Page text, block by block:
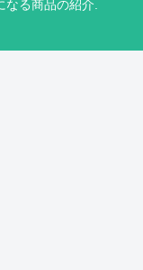
る商品の紹介.